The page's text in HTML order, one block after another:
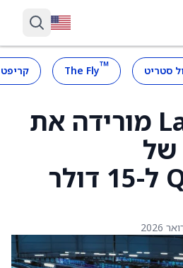
סטריט ™
The Fly
Lake Street מורידה את
של
QuinStreet ל-15 דולר